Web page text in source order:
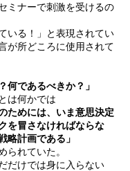
ミナーで刺激を受けるの
いる！」と表現されてい
が所どころに使用されて
何であるべきか？」
は何かでは
ためには、いま意思決定
を冒さなければならな
略計画である」
られていた。
だけでは身に入らない